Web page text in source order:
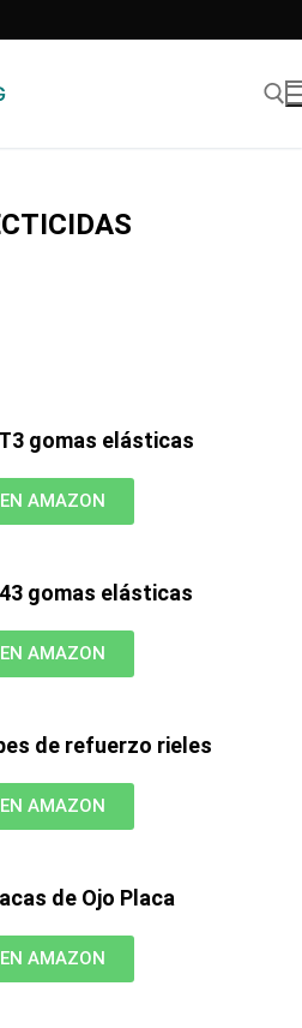
gomas elásticas
AMAZON
gomas elásticas
AMAZON
de refuerzo rieles
AMAZON
de Ojo Placa
AMAZON